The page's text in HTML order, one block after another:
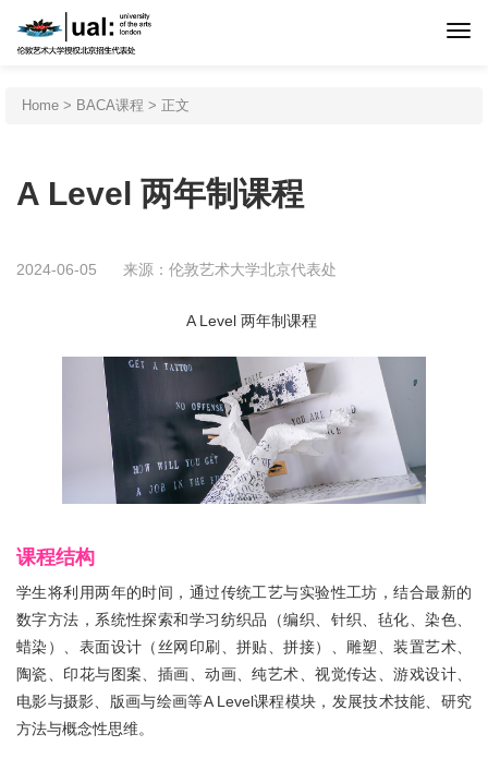
首页
关于我们
在线咨询
Home > BACA课程 > 正文
A Level 两年制课程
2024-06-05 来源：伦敦艺术大学北京代表处
A Level 两年制课程
课程结构
学生将利用两年的时间，通过传统工艺与实验性工坊，结合最新的
数字方法，系统性探索和学习纺织品（编织、针织、毡化、染色、
蜡染）、表面设计（丝网印刷、拼贴、拼接）、雕塑、装置艺术、
陶瓷、印花与图案、插画、动画、纯艺术、视觉传达、游戏设计、
电影与摄影、版画与绘画等A Level课程模块，发展技术技能、研究
方法与概念性思维。